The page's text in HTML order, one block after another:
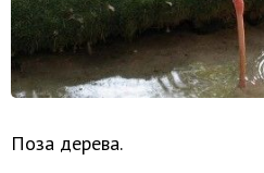
Поза дерева.